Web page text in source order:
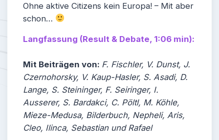
Ohne aktive Citizens kein Europa! – Mit aber
schon…
Langfassung (Result & Debate, 1:06 min):
Mit Beiträgen von: F. Fischler, V. Dunst, J.
Czernohorsky, V. Kaup-Hasler, S. Asadi, D.
Lange, S. Steininger, F. Seiringer, I.
Ausserer, S. Bardakci, C. Pöltl, M. Köhle,
Mieze-Medusa, Bilderbuch, Nepheli, Aris,
Cleo, Ilinca, Sebastian und Rafael